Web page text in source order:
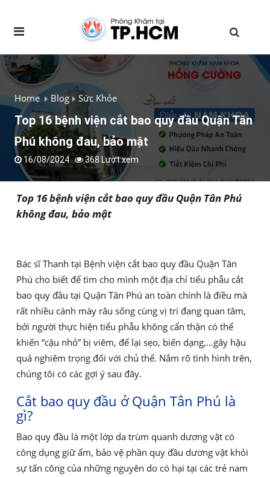
Home Blog Sức Khỏe
Top 16 bệnh viện cắt bao quy đầu Quận Tân
Phú không đau, bảo mật
16/08/2024 368 Lượt xem
Top 16 bệnh viện cắt bao quy đầu Quận Tân Phú
không đau, bảo mật
Bác sĩ Thanh tại Bệnh viện cắt bao quy đầu Quận Tân
Phú cho biết để tìm cho mình một địa chỉ tiểu phẫu cắt
bao quy đầu tại Quận Tân Phú an toàn chính là điều mà
rất nhiều cánh mày râu sống cùng vị trí đang quan tâm,
bởi người thực hiện tiểu phẫu không cẩn thận có thể
khiến “cậu nhỏ” bị viêm, để lại sẹo, biến dạng,...gây hậu
quả nghiêm trọng đối với chủ thể. Nắm rõ tình hình trên,
chúng tôi có các gợi ý sau đây.
Cắt bao quy đầu ở Quận Tân Phú là
gì?
Bao quy đầu là một lớp da trùm quanh dương vật có
công dụng giữ ẩm, bảo vệ phần quy đầu dương vật khỏi
sự tấn công của những nguyên do có hại tại các trẻ nam